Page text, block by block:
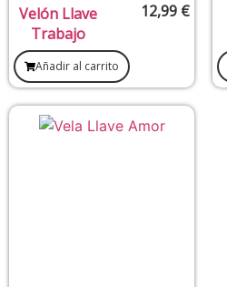
Velón Llave
Trabajo
12,99 €
Añadir al carrito